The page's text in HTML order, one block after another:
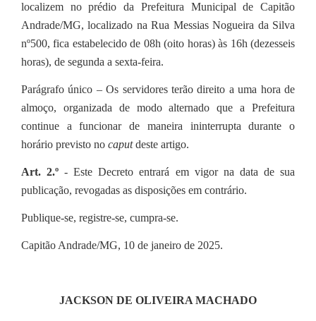
localizem no prédio da Prefeitura Municipal de Capitão
Andrade/MG, localizado na Rua Messias Nogueira da Silva
nº500, fica estabelecido de 08h (oito horas) às 16h (dezesseis
horas), de segunda a sexta-feira.
Parágrafo único – Os servidores terão direito a uma hora de
almoço, organizada de modo alternado que a Prefeitura
continue a funcionar de maneira ininterrupta durante o
horário previsto no caputdeste artigo.
Art. 2.º - Este Decreto entrará em vigor na data de sua
publicação, revogadas as disposições em contrário.
Publique-se, registre-se, cumpra-se.
Capitão Andrade/MG, 10 de janeiro de 2025.
JACKSON DE OLIVEIRA MACHADO